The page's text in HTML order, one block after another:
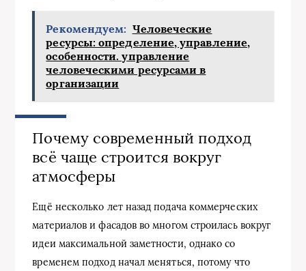
Рекомендуем: Человеческие
ресурсы: определение, управление,
особенности. управление
человеческими ресурсами в
организации
Почему современный подход
всё чаще строится вокруг
атмосферы
Ещё несколько лет назад подача коммерческих
материалов и фасадов во многом строилась вокруг
идеи максимальной заметности, однако со
временем подход начал меняться, потому что